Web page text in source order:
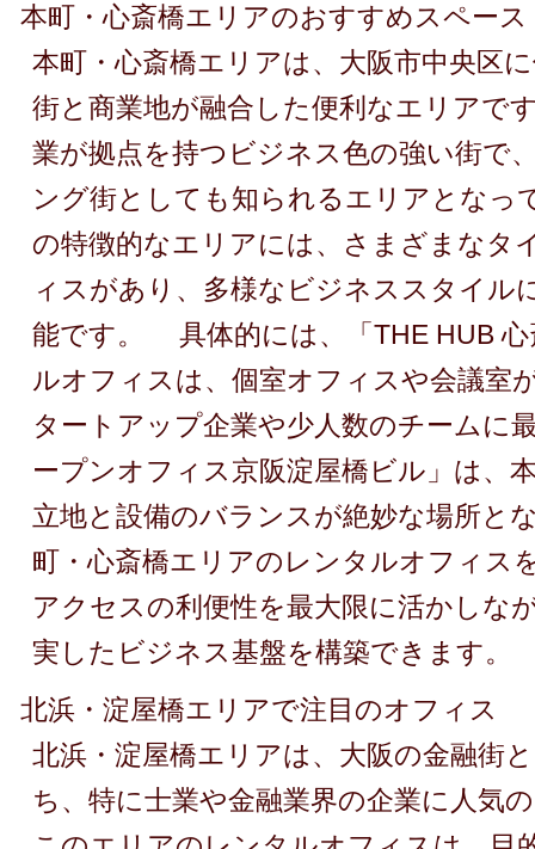
本町・心斎橋エリアのおすすめスペース
本町・心斎橋エリアは、大阪市中央区
街と商業地が融合した便利なエリアで
業が拠点を持つビジネス色の強い街で
ング街としても知られるエリアとなっ
の特徴的なエリアには、さまざまなタ
ィスがあり、多様なビジネススタイル
能です。 具体的には、「THE HUB 心
ルオフィスは、個室オフィスや会議室
タートアップ企業や少人数のチームに
ープンオフィス京阪淀屋橋ビル」は、
立地と設備のバランスが絶妙な場所
町・心斎橋エリアのレンタルオフィス
アクセスの利便性を最大限に活かしな
実したビジネス基盤を構築できます。
北浜・淀屋橋エリアで注目のオフィス
北浜・淀屋橋エリアは、大阪の金融街
ち、特に士業や金融業界の企業に人気